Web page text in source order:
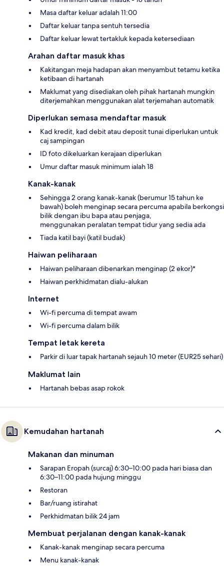
Masa daftar keluar adalah 11:00
Daftar keluar tanpa sentuh tersedia
Daftar keluar lewat tertakluk kepada ketersediaan
Arahan daftar masuk khas
Kakitangan meja hadapan akan menyambut tetamu ketika
ketibaan di hartanah
Maklumat yang disediakan oleh pihak hartanah mungkin
diterjemahkan menggunakan alat terjemahan automatik
Diperlukan semasa mendaftar masuk
Kad kredit, kad debit atau deposit tunai diperlukan untuk
caj sampingan
ID foto dikeluarkan kerajaan diperlukan
Umur daftar masuk minimum ialah 18
Kanak-kanak
Sehingga 2 orang kanak-kanak (berumur 15 tahun ke
bawah) boleh menginap secara percuma apabila berkongsi
bilik dengan ibu bapa atau penjaga,
menggunakan peralatan tempat tidur yang sedia ada
Tiada katil bayi (katil budak)
Haiwan peliharaan
Haiwan peliharaan dibenarkan menginap (2 ekor)*
Haiwan perkhidmatan dialu-alukan
Internet
Wi-fi percuma di tempat awam
Wi-fi percuma dalam bilik
Tempat letak kereta
Parkir di luar tapak hartanah sejauh 10 meter (EUR25 sehari)
Maklumat lain
Hartanah bebas asap rokok
Kemudahan hartanah
Makanan dan minuman
Sarapan Eropah (surcaj) 6:30–10:00 pada hari biasa dan
6:30–11:00 pada hujung minggu
Restoran
Bar/ruang istirahat
Perkhidmatan bilik 24 jam
Membuat perjalanan dengan kanak-kanak
Kanak-kanak menginap secara percuma
Menu kanak-kanak